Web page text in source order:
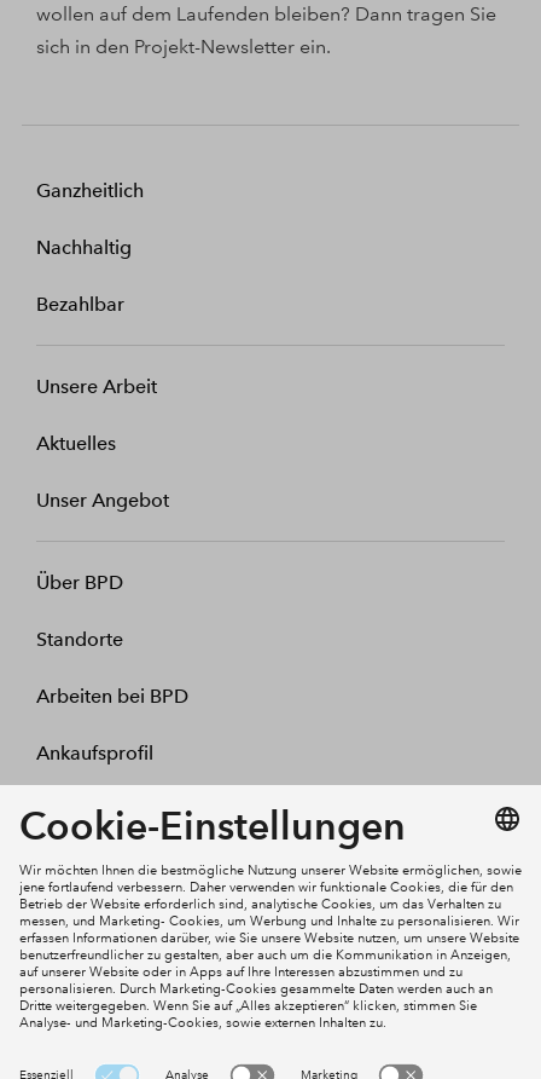
wollen auf dem Laufenden bleiben? Dann tragen Sie
sich in den Projekt-Newsletter ein.
Ganzheitlich
Nachhaltig
Bezahlbar
Unsere Arbeit
Aktuelles
Unser Angebot
Über BPD
Standorte
Arbeiten bei BPD
Ankaufsprofil
Kontakt
Mein Konto
Social Media